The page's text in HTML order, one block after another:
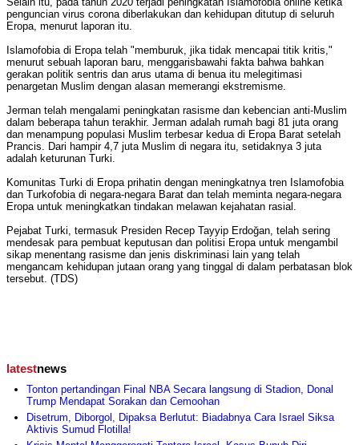
penguncian virus corona diberlakukan dan kehidupan ditutup di seluruh
Eropa, menurut laporan itu.
Islamofobia di Eropa telah "memburuk, jika tidak mencapai titik kritis,"
menurut sebuah laporan baru, menggarisbawahi fakta bahwa bahkan
gerakan politik sentris dan arus utama di benua itu melegitimasi
penargetan Muslim dengan alasan memerangi ekstremisme.
Jerman telah mengalami peningkatan rasisme dan kebencian anti-Muslim
dalam beberapa tahun terakhir. Jerman adalah rumah bagi 81 juta orang
dan menampung populasi Muslim terbesar kedua di Eropa Barat setelah
Prancis. Dari hampir 4,7 juta Muslim di negara itu, setidaknya 3 juta
adalah keturunan Turki.
Komunitas Turki di Eropa prihatin dengan meningkatnya tren Islamofobia
dan Turkofobia di negara-negara Barat dan telah meminta negara-negara
Eropa untuk meningkatkan tindakan melawan kejahatan rasial.
Pejabat Turki, termasuk Presiden Recep Tayyip Erdoğan, telah sering
mendesak para pembuat keputusan dan politisi Eropa untuk mengambil
sikap menentang rasisme dan jenis diskriminasi lain yang telah
mengancam kehidupan jutaan orang yang tinggal di dalam perbatasan blok
tersebut. (TDS)
latestnews
Tonton pertandingan Final NBA Secara langsung di Stadion, Donal
Trump Mendapat Sorakan dan Cemoohan
Disetrum, Diborgol, Dipaksa Berlutut: Biadabnya Cara Israel Siksa
Aktivis Sumud Flotilla!